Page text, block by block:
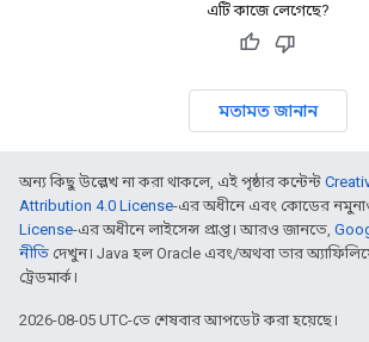
এটি কাজে লেগেছে?
মতামত জানান
অন্য কিছু উল্লেখ না করা থাকলে, এই পৃষ্ঠার কন্টেন্ট
Attribution 4.0 License-এর অধীনে এবং কোডের
License-এর অধীনে লাইসেন্স প্রাপ্ত। আরও জানতে,
নীতি দেখুন। Java হল Oracle এবং/অথবা তার
ট্রেডমার্ক।
2026-08-05 UTC-তে শেষবার আপডেট করা হয়েছে।